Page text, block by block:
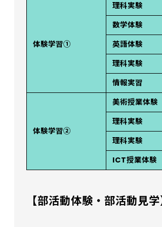
体験学習①
理科実験
数学体験
英語体験
理科実験
情報実習
体験学習②
美術授業体験
理科実験
理科実験
ICT授業体験
【部活動体験・部活動見学